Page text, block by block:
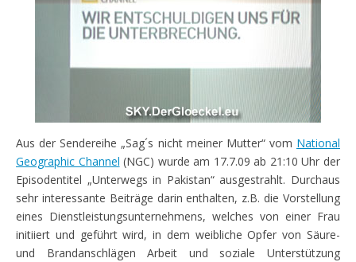
Aus der Sendereihe „Sag´s nicht meiner Mutter“ vom National
Geographic Channel (NGC) wurde am 17.7.09 ab 21:10 Uhr der
Episodentitel „Unterwegs in Pakistan“ ausgestrahlt. Durchaus
sehr interessante Beiträge darin enthalten, z.B. die Vorstellung
eines Dienstleistungsunternehmens, welches von einer Frau
initiiert und geführt wird, in dem weibliche Opfer von Säure-
und Brandanschlägen Arbeit und soziale Unterstützung